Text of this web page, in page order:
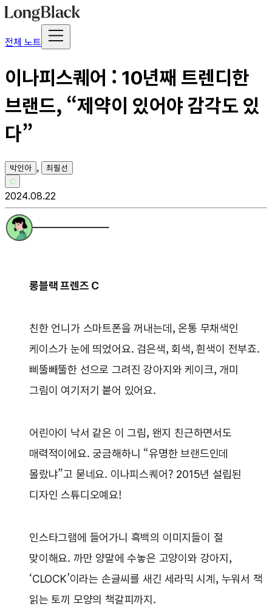
전체 노트
이나피스퀘어 : 10년째 트렌디한
브랜드, “제약이 있어야 감각도 있
다”
박인아 ,
최필선
C
2024.08.22
롱블랙 프렌즈 C
친한 언니가 스마트폰을 꺼내는데, 온통 무채색인
케이스가 눈에 띄었어요. 검은색, 회색, 흰색이 전부죠.
삐뚤빼뚤한 선으로 그려진 강아지와 케이크, 개미
그림이 여기저기 붙어 있어요.
어린아이 낙서 같은 이 그림, 왠지 친근하면서도
매력적이에요. 궁금해하니 “유명한 브랜드인데
몰랐냐”고 묻네요. 이나피스퀘어? 2015년 설립된
디자인 스튜디오예요!
인스타그램에 들어가니 흑백의 이미지들이 절
맞이해요. 까만 양말에 수놓은 고양이와 강아지,
‘CLOCK’이라는 손글씨를 새긴 세라믹 시계, 누워서 책
읽는 토끼 모양의 책갈피까지.